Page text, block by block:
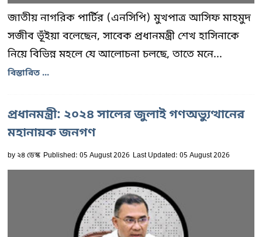
জাতীয় নাগরিক পার্টির (এনসিপি) মুখপাত্র আসিফ মাহমুদ
সজীব ভূঁইয়া বলেছেন, সাবেক প্রধানমন্ত্রী শেখ হাসিনাকে
নিয়ে বিভিন্ন মহলে যে আলোচনা চলছে, তাতে মনে...
বিস্তারিত ...
প্রধানমন্ত্রী: ২০২৪ সালের জুলাই গণঅভ্যুত্থানের
মহানায়ক জনগণ
by২৪ ডেস্ক Published: 05 August 2026 Last Updated: 05 August 2026